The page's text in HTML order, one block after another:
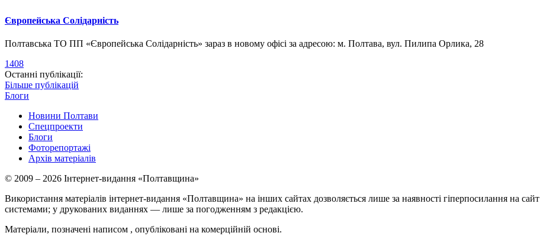
Європейська Солідарність
Полтавська ТО ПП «Європейська Солідарність» зараз в новому офісі за адресою: м. Полтава, вул. Пилипа Орлика, 28
1408
Останні публікації:
Більше публікацій
Блоги
Новини Полтави
Спецпроекти
Блоги
Фоторепортажі
Архів матеріалів
© 2009 – 2026 Інтернет-видання «Полтавщина»
Використання матеріалів інтернет-видання «Полтавщина» на інших сайтах дозволяється лише за наявності гіперпосилання на сайт
системами; у друкованих виданнях — лише за погодженням з редакцією.
Матеріали, позначені написом , опубліковані на комерційній основі.